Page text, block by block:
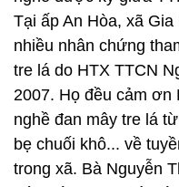
Tại ấp An Hòa, xã
nhiều nhân chứng
tre lá do HTX TTCN
2007. Họ đều cảm ơn
nghề đan mây tre lá
bẹ chuối khô... về
trong xã. Bà Nguyễn